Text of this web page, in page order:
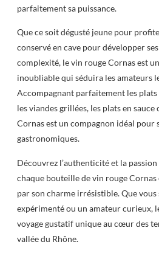
parfaitement sa puissance.
Que ce soit dégusté jeune pour
conservé en cave pour développer
complexité, le vin rouge Cornas est
inoubliable qui séduira les amateurs
Accompagnant parfaitement les
les viandes grillées, les plats en
Cornas est un compagnon idéal pour
gastronomiques.
Découvrez l’authenticité et la
chaque bouteille de vin rouge
par son charme irrésistible. Que vous
expérimenté ou un amateur curieux,
voyage gustatif unique au cœur des
vallée du Rhône.